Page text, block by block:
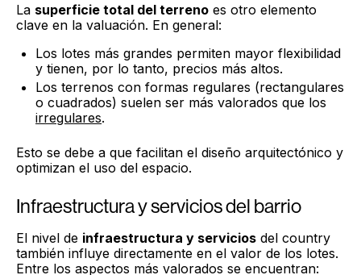
La superficie total del terreno es otro elemento
clave en la valuación. En general:
Los lotes más grandes permiten mayor flexibilidad
y tienen, por lo tanto, precios más altos.
Los terrenos con formas regulares (rectangulares
o cuadrados) suelen ser más valorados que los
irregulares.
Esto se debe a que facilitan el diseño arquitectónico y
optimizan el uso del espacio.
Infraestructura y servicios del barrio
El nivel de infraestructura y servicios del country
también influye directamente en el valor de los lotes.
Entre los aspectos más valorados se encuentran: